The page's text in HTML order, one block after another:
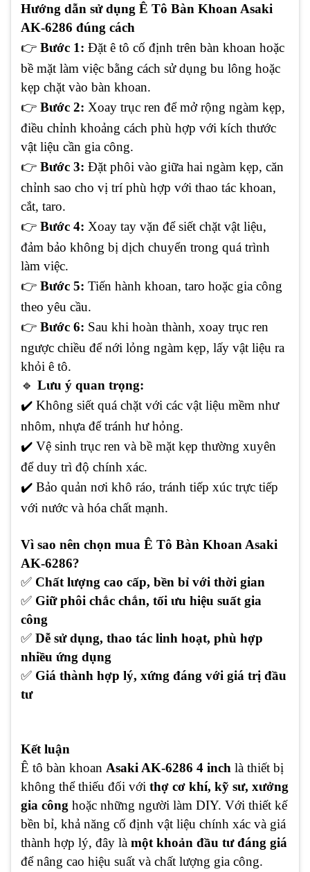
Hướng dẫn sử dụng Ê Tô Bàn Khoan Asaki
AK-6286 đúng cách
👉 Bước 1: Đặt ê tô cố định trên bàn khoan hoặc
bề mặt làm việc bằng cách sử dụng bu lông hoặc
kẹp chặt vào bàn khoan.
👉 Bước 2: Xoay trục ren để mở rộng ngàm kẹp,
điều chỉnh khoảng cách phù hợp với kích thước
vật liệu cần gia công.
👉 Bước 3: Đặt phôi vào giữa hai ngàm kẹp, căn
chỉnh sao cho vị trí phù hợp với thao tác khoan,
cắt, taro.
👉 Bước 4: Xoay tay vặn để siết chặt vật liệu,
đảm bảo không bị dịch chuyển trong quá trình
làm việc.
👉 Bước 5: Tiến hành khoan, taro hoặc gia công
theo yêu cầu.
👉 Bước 6: Sau khi hoàn thành, xoay trục ren
ngược chiều để nới lỏng ngàm kẹp, lấy vật liệu ra
khỏi ê tô.
🔹 Lưu ý quan trọng:
✔ ️ Không siết quá chặt với các vật liệu mềm như
nhôm, nhựa để tránh hư hỏng.
✔ ️ Vệ sinh trục ren và bề mặt kẹp thường xuyên
để duy trì độ chính xác.
✔ ️ Bảo quản nơi khô ráo, tránh tiếp xúc trực tiếp
với nước và hóa chất mạnh.
Vì sao nên chọn mua Ê Tô Bàn Khoan Asaki
AK-6286?
✅ Chất lượng cao cấp, bền bỉ với thời gian
✅ Giữ phôi chắc chắn, tối ưu hiệu suất gia
công
✅ Dễ sử dụng, thao tác linh hoạt, phù hợp
nhiều ứng dụng
✅ Giá thành hợp lý, xứng đáng với giá trị đầu
tư
Kết luận
Ê tô bàn khoan Asaki AK-6286 4 inch là thiết bị
không thể thiếu đối với thợ cơ khí, kỹ sư, xưởng
gia công hoặc những người làm DIY. Với thiết kế
bền bỉ, khả năng cố định vật liệu chính xác và giá
thành hợp lý, đây là một khoản đầu tư đáng giá
để nâng cao hiệu suất và chất lượng gia công.